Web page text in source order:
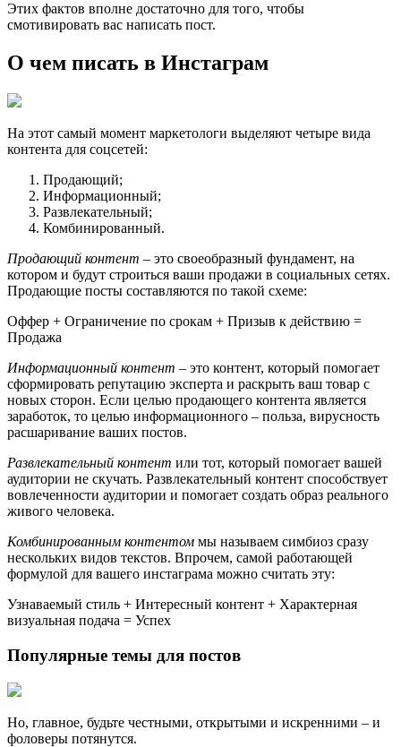
Этих фактов вполне достаточно для того, чтобы
смотивировать вас написать пост.
О чем писать в Инстаграм
На этот самый момент маркетологи выделяют четыре вида
контента для соцсетей:
Продающий;
Информационный;
Развлекательный;
Комбинированный.
Продающий контент – это своеобразный фундамент, на
котором и будут строиться ваши продажи в социальных сетях.
Продающие посты составляются по такой схеме:
Оффер + Ограничение по срокам + Призыв к действию =
Продажа
Информационный контент – это контент, который помогает
сформировать репутацию эксперта и раскрыть ваш товар с
новых сторон. Если целью продающего контента является
заработок, то целью информационного – польза, вирусность
расшаривание ваших постов.
Развлекательный контент или тот, который помогает вашей
аудитории не скучать. Развлекательный контент способствует
вовлеченности аудитории и помогает создать образ реального
живого человека.
Комбинированным контентом мы называем симбиоз сразу
нескольких видов текстов. Впрочем, самой работающей
формулой для вашего инстаграма можно считать эту:
Узнаваемый стиль + Интересный контент + Характерная
визуальная подача = Успех
Популярные темы для постов
Но, главное, будьте честными, открытыми и искренними – и
фоловеры потянутся.